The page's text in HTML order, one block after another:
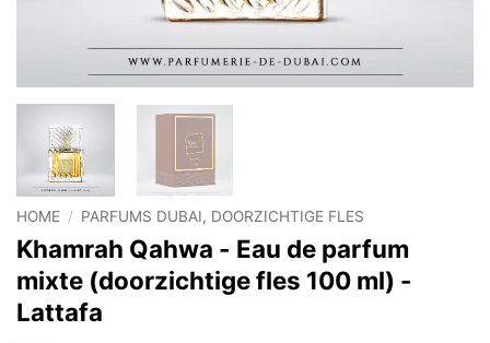
HOME / PARFUMS DUBAI, DOORZICHTIGE FLES
Khamrah Qahwa - Eau de parfum
mixte (doorzichtige fles 100 ml) -
Lattafa